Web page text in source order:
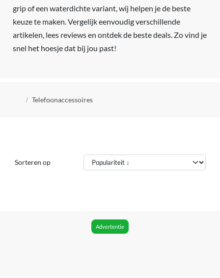
grip of een waterdichte variant, wij helpen je de beste
keuze te maken. Vergelijk eenvoudig verschillende
artikelen, lees reviews en ontdek de beste deals. Zo vind je
snel het hoesje dat bij jou past!
Kruimelpad
Telefoonaccessoires
Sorteren op
Advertentie